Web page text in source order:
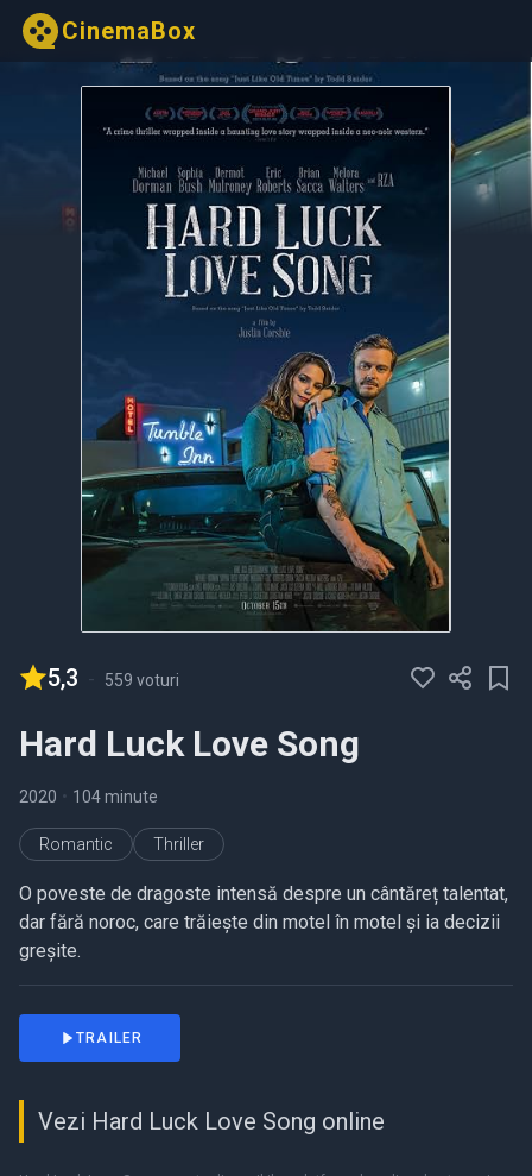
CinemaBox
5,3 - 559 voturi
Hard Luck Love Song
2020 • 104 minute
Romantic Thriller
O poveste de dragoste intensă despre un cântăreț talentat,
dar fără noroc, care trăiește din motel în motel și ia decizii
greșite.
TRAILER
Vezi Hard Luck Love Song online